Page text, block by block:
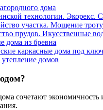
дома
технологии. Экорекс.
участка. Мощение
прудов. Икусственные
дома из бревна
каркасные дома под
домов
сочетают экономичность